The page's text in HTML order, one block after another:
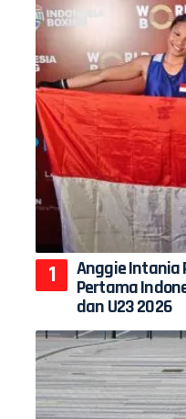
Anggie Intania
Pertama
dan U23 2026